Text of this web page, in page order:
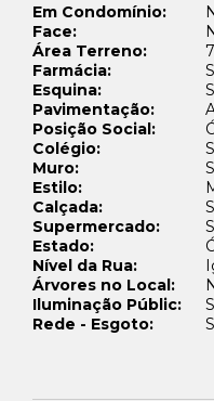
Em Condomínio:
Face:
Área Terreno:
Farmácia:
Esquina:
Pavimentação:
Posição Social:
Colégio:
Muro:
Estilo:
Calçada:
Supermercado:
Estado:
Nível da Rua:
Árvores no Local:
Iluminação Públic:
Rede - Esgoto: